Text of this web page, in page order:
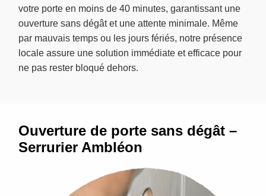
votre porte en moins de 40 minutes, garantissant une
ouverture sans dégât et une attente minimale. Même
par mauvais temps ou les jours fériés, notre présence
locale assure une solution immédiate et efficace pour
ne pas rester bloqué dehors.
Ouverture de porte sans dégât –
Serrurier Ambléon